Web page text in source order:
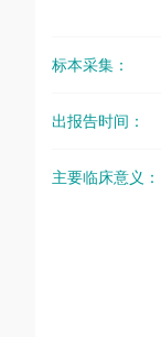
标本采集：
出报告时间：
主要临床意义：